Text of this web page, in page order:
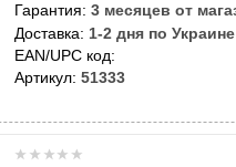
Гарантия: 3 месяцев от
Доставка: 1-2 дня по
EAN/UPC код:
Артикул: 51333